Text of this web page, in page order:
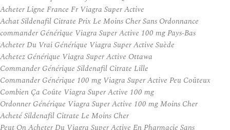
Acheter Ligne France Fr Viagra Super Active
Achat Sildenafil Citrate Prix Le Moins Cher Sans Ordonnance
commander Générique Viagra Super Active 100 mg Pays-Bas
Acheter Du Vrai Générique Viagra Super Active Suède
Achetez Générique Viagra Super Active Ottawa
Commander Générique Sildenafil Citrate Lille
Commander Générique 100 mg Viagra Super Active Peu Coûteux
Combien Ça Coûte Viagra Super Active 100 mg
Ordonner Générique Viagra Super Active 100 mg Moins Cher
Acheté Sildenafil Citrate Le Moins Cher